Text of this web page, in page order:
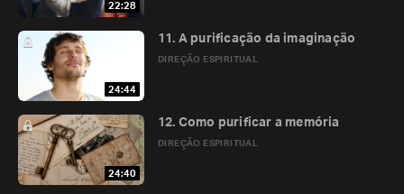
22:28
24:44
DIREÇÃO ESPIRITUAL
11. A purificação da imaginação
24:40
DIREÇÃO ESPIRITUAL
12. Como purificar a memória